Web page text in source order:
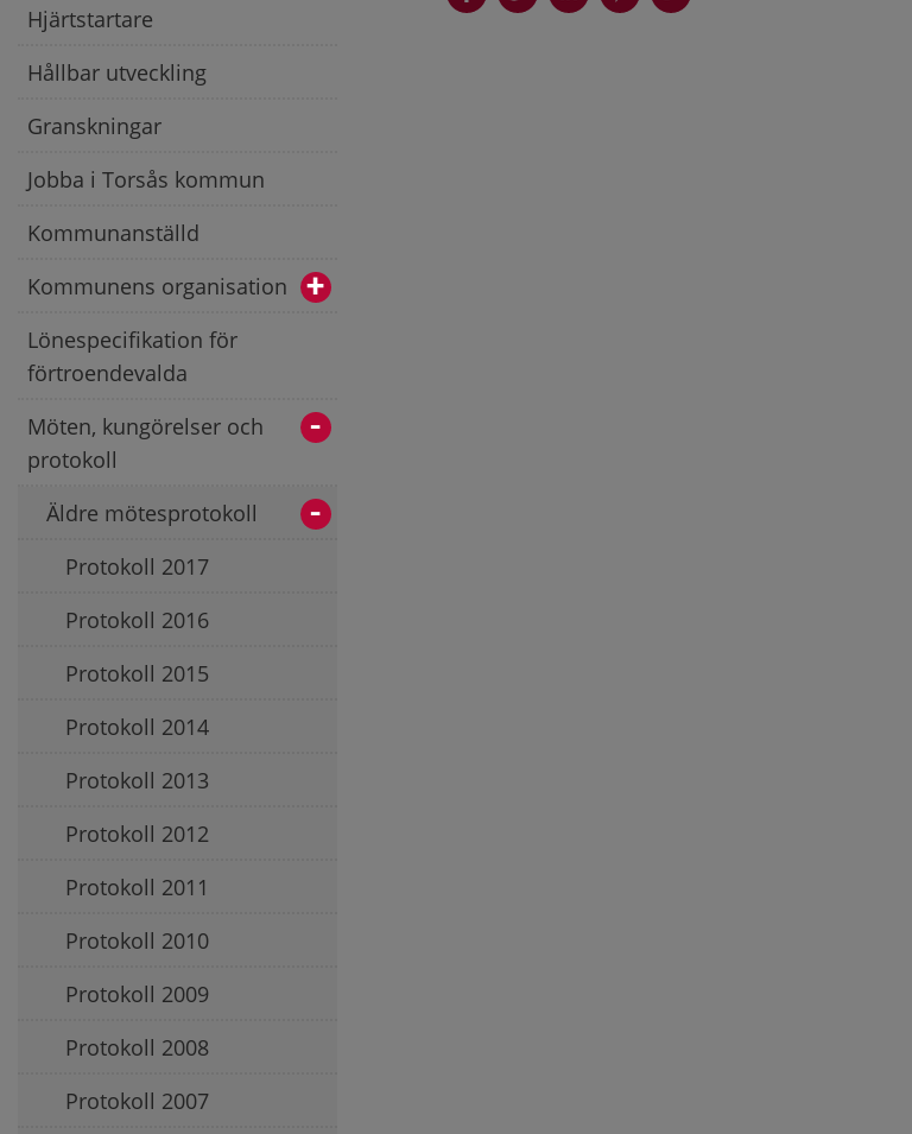
Hjärtstartare
Hållbar utveckling
Granskningar
Jobba i Torsås kommun
Kommunanställd
Kommunens organisation
Lönespecifikation för
förtroendevalda
Möten, kungörelser och
protokoll
Äldre mötesprotokoll
Protokoll 2017
Protokoll 2016
Protokoll 2015
Protokoll 2014
Protokoll 2013
Protokoll 2012
Protokoll 2011
Protokoll 2010
Protokoll 2009
Protokoll 2008
Protokoll 2007